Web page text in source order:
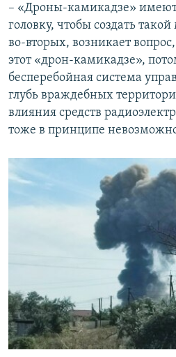
– «Дроны-камикадзе»
головку, чтобы создать
во-вторых, возникает
этот «дрон-камикадзе»,
бесперебойная система
глубь враждебных
влияния средств
тоже в принципе